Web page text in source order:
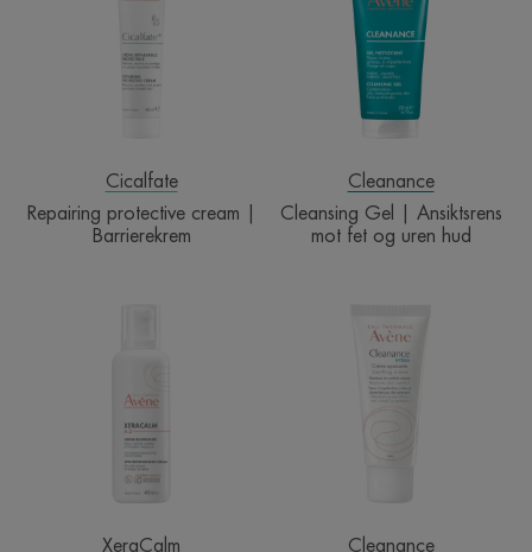
|
Barrierekrem
Cicalfate
Repairing protective cream |
Barrierekrem
Ansiktsrens
mot
fet
og
uren
Cleanance
Cleansing Gel | Ansiktsrens
mot fet og uren hud
Cream
XeraCalm
Soothing
Cream
|
Cleanance